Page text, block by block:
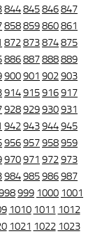
844845846847
858859860861
872873874875
886887888889
900901 902903
914915916917
928929930931
942943944945
956957958959
970971 972973
984985986987
999 1000 1001
1010 1011 1012
1021 1022 1023